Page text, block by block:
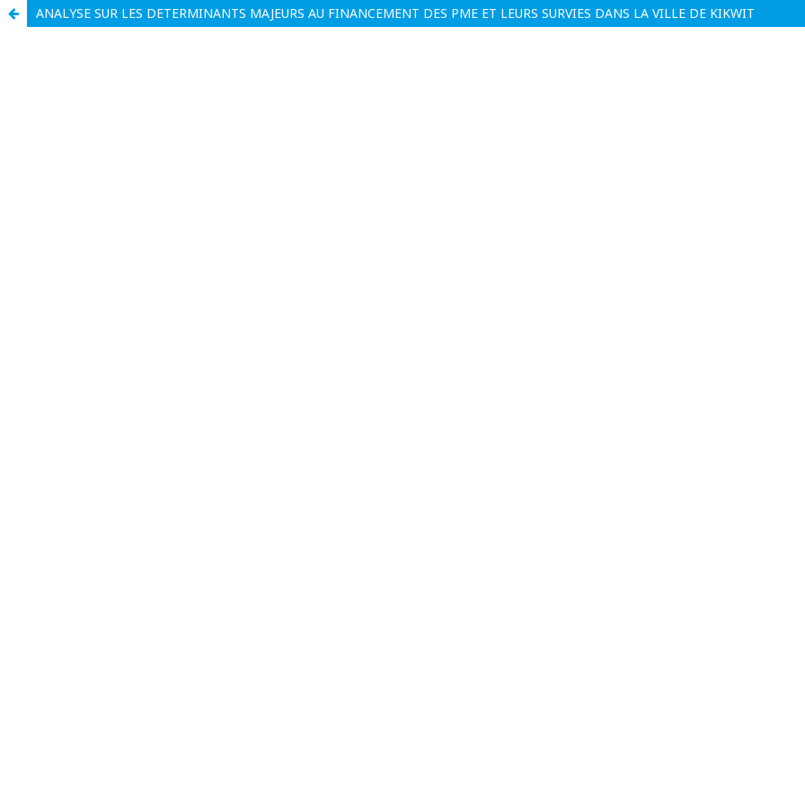
ANALYSE SUR LES DETERMINANTS MAJEURS AU FINANCEMENT DES PME ET LEURS SURVIES DANS LA VILLE DE KIKWIT